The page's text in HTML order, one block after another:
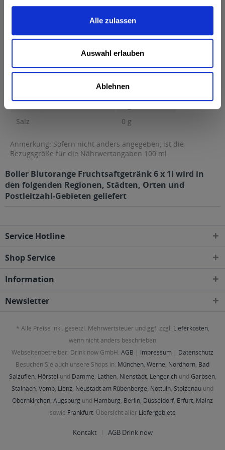
Alle zulassen
Auswahl erlauben
Ablehnen
0 g Kohlenhydrate...mehr
50 kcal / 212 kJ
Fett
0 g
davon gesättigte Fettsäuren
0 g
Kohlenhydrate
12 g
12 g
Salz
0 g
Anmerkung: Sofern nicht anders angegeben, ist die
Bezugsgröße für die Nährwertangaben 100 ml
Boller Blutorange Fruchtsaftgetränk 6 x 1l wird in
den folgenden Regionen, Städten, Orten und
Postleitzahl-Gebieten geliefert
Service Hotline
Shop Service
Information
Newsletter
* Alle Preise inkl. gesetzl. Mehrwertsteuer und ggf. zzgl. Lieferkosten,
wenn nicht anders beschrieben
Webseitenbetreiber: Drink now GmbH: AGB | Impressum | Datenschutz
Besuchen Sie auch unsere Shops in: München, Werne, Nordhorn, Bad
Salzuflen, Hörstel und Damme, Lathen, Nienstädt, Lengerichund Garbsen,
Stainach, Vomp, Lienz, Neustadt am Rübenberge, Nottuln, Stolzenau und
Obernkirchen, Augsburg und Hamburg, Berlin, Düsseldorf, Erfurt, Mainz
sowie Frankfurt. Übersicht aller Liefergebiete
Kontakt AGB Drink now